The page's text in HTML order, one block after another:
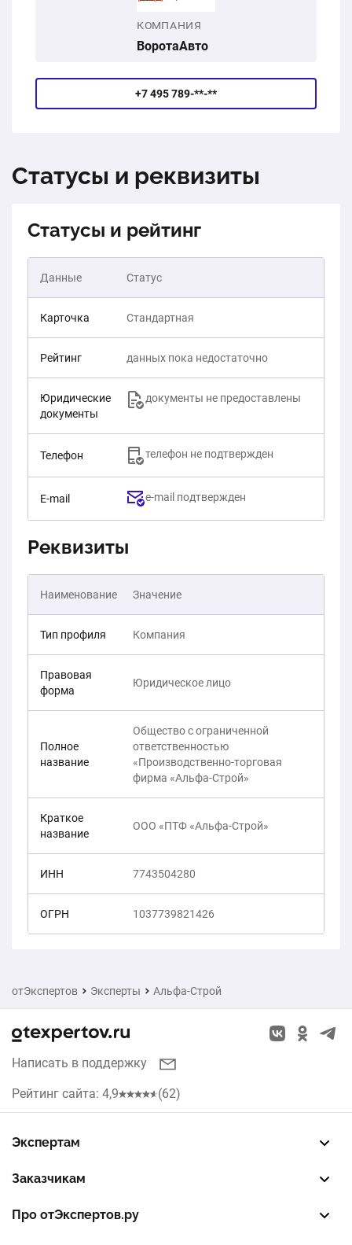
КОМПАНИЯ
ВоротаАвто
+7 495 789-**-**
Статусы и реквизиты
Статусы и рейтинг
Данные Статус
Карточка Стандартная
Рейтинг данных пока недостаточно
Юридические
документы
документы не предоставлены
Телефон телефон не подтвержден
E-mail e-mail подтвержден
Реквизиты
Наименование Значение
Тип профиля Компания
Правовая
форма
Юридическое лицо
Полное
название
Общество с ограниченной
ответственностью
«Производственно-торговая
фирма «Альфа-Строй»
Краткое
название
ООО «ПТФ «Альфа-Строй»
ИНН 7743504280
ОГРН 1037739821426
отЭкспертов Эксперты Альфа-Строй
Написать в поддержку
Рейтинг сайта: 4,9 (62)
Экспертам
Заказчикам
Про отЭкспертов.ру